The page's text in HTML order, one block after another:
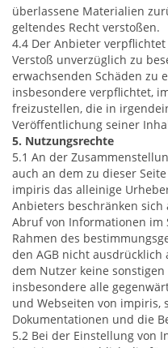
überlassene Materialien
geltendes Recht verstoßen.
4.4 Der Anbieter
Verstoß unverzüglich zu
erwachsenden Schäden zu
insbesondere verpflichtet,
freizustellen, die in
Veröffentlichung seiner
5. Nutzungsrechte
5.1 An der
auch an dem zu dieser
impiris das alleinige
Anbieters beschränken
Abruf von Informationen im
Rahmen des
den AGB nicht
dem Nutzer keine
insbesondere alle
und Webseiten von impiris,
Dokumentationen und die
5.2 Bei der Einstellung von